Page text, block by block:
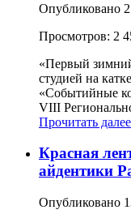
Опубликовано
Просмотров: 2
«Первый
студией на
«Событийные
VIII
Прочитать
Красная
айдентики
Опубликовано